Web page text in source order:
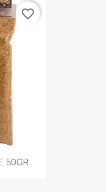
50GR
favorite_border